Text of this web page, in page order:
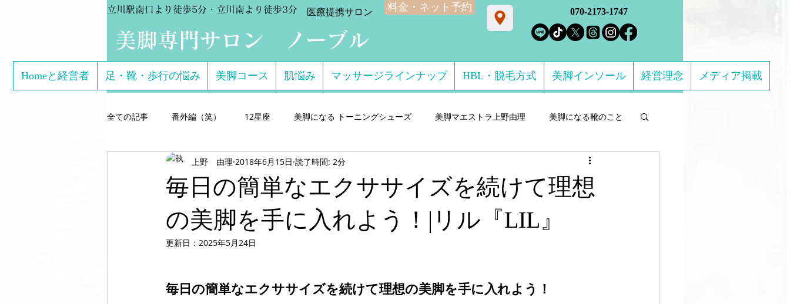
立川駅南口より徒歩5分・立川南より徒歩3分
​美脚専門サロン ノーブル
料金・ネット予約
​医療提携サロン 070-2173-1747
Homeと経営者 足・靴・歩行の悩み 美脚コース 肌悩み マッサージラインナップ HBL・脱毛方式 美脚インソール 経営理念 メディア掲載
全ての記事 番外編（笑） 12星座 美脚になる トーニングシューズ 美脚マエストラ上野由理 美脚になる靴のこと
芸能関係のお客様体験談 美脚専門サロン salon de consolare サロン・ド・コン
美脚になる サンダル・ミュール 美脚になる ストッキング・フットウエア 美脚になる 足のトラブル解決
毎日の簡単なエクササイズを続けて理想
の美脚を手に入れよう！|リル『LIL』
上野 由理 2018年6月15日 読了時間: 2分
更新日： 2025年5月24日
毎日の簡単なエクササイズを続けて理想の美脚を手に入れよう！